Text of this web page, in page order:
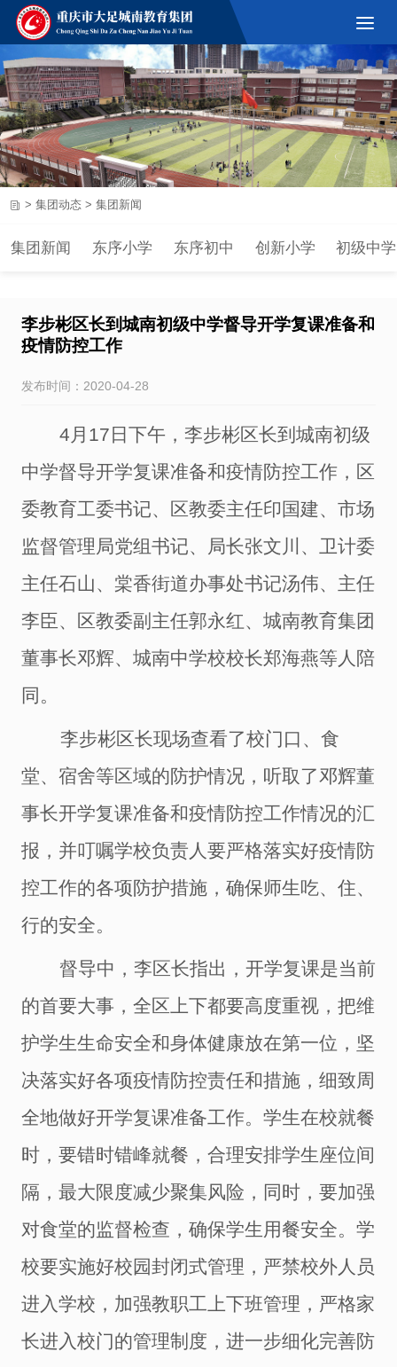
集团新闻 东序小学 东序初中 创新小学 初级中学
> 集团动态> 集团新闻
李步彬区长到城南初级中学督导开学复课准备和
疫情防控工作
发布时间：2020-04-28
4月17日 下午，李步彬区长到城南初级
中学督导开学复课准备和疫情防控工作， 区
委教育工委书记、区教委主任印国建、市场
监督管理局党组书记、局长张文川、 卫计委
主任石山、棠香街道办事处书记汤伟、主任
李臣、区教委副主任郭永红、 城南教育集团
董事长邓辉、城南中学校校长郑海燕等人陪
同。
李步彬区长现场查看了校门口、食
堂、宿舍等区域的防护情况，听取了邓辉董
事长开学复课准备和疫情防控工作情况的汇
报，并叮嘱学校负责人要严格落实好疫情防
控工作的各项防护措施，确保师生吃、住、
行的安全。
督导中，李区长指出，开学复课是当前
的首要大事，全区上下都要高度重视，把维
护学生生命安全和身体健康放在第一位，坚
决落实好各项疫情防控责任和措施，细致周
全地做好开学复课准备工作。学生在校就餐
时，要错时错峰就餐，合理安排学生座位间
隔，最大限度减少聚集风险，同时，要加强
对食堂的监督检查，确保学生用餐安全。学
校要实施好校园封闭式管理，严禁校外人员
进入学校，加强教职工上下班管理，严格家
长进入校门的管理制度，进一步细化完善防